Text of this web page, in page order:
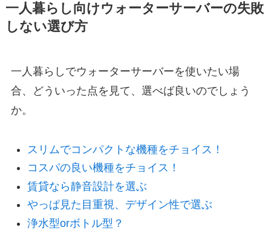
一人暮らし向けウォーターサーバーの失敗
しない選び方
一人暮らしでウォーターサーバーを使いたい場
合、どういった点を見て、選べば良いのでしょう
か。
スリムでコンパクトな機種をチョイス！
コスパの良い機種をチョイス！
賃貸なら静音設計を選ぶ
やっぱ見た目重視、デザイン性で選ぶ
浄水型orボトル型？